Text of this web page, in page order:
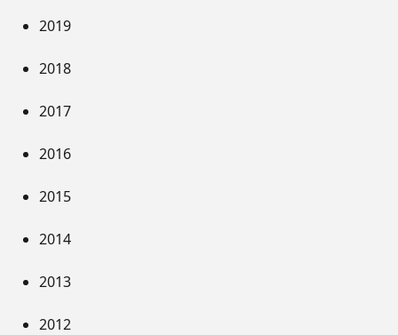
2019
2018
2017
2016
2015
2014
2013
2012